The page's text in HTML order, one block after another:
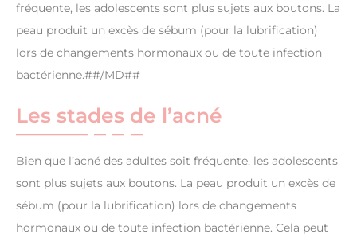
fréquente, les adolescents sont plus sujets aux boutons. La
peau produit un excès de sébum (pour la lubrification)
lors de changements hormonaux ou de toute infection
bactérienne.##/MD##
Les stades de l’acné
Bien que l’acné des adultes soit fréquente, les adolescents
sont plus sujets aux boutons. La peau produit un excès de
sébum (pour la lubrification) lors de changements
hormonaux ou de toute infection bactérienne. Cela peut